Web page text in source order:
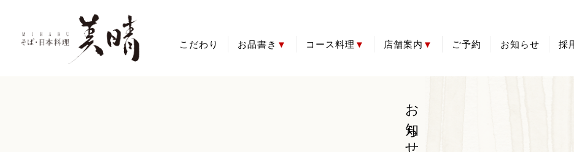
こだわり お品書き コース料理 店舗案内 ご予約 お知らせ 採
お知らせ